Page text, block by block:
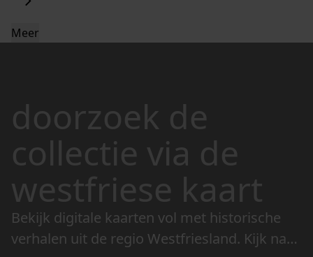
Meer
doorzoek de
collectie via de
westfriese kaart
Bekijk digitale kaarten vol met historische
verhalen uit de regio Westfriesland. Kijk naar